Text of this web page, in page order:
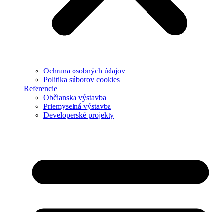
Ochrana osobných údajov
Politika súborov cookies
Referencie
Občianska výstavba
Priemyselná výstavba
Developerské projekty